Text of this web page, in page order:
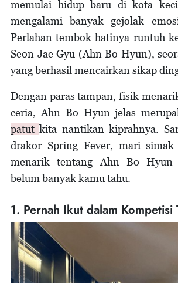
memulai hidup baru di kota
mengalami banyak gejolak
Perlahan tembok hatinya runtuh
Seon Jae Gyu (Ahn Bo Hyun),
yang berhasil mencairkan sikap
Dengan paras tampan, fisik
ceria, Ahn Bo Hyun jelas
patutkita nantikan kiprahnya.
drakor Spring Fever, mari simak
menarik tentang Ahn Bo Hyun
belum banyak kamu tahu.
1. Pernah Ikut dalam Kompetisi